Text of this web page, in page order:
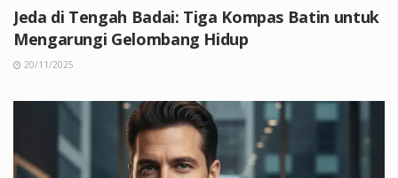
Jeda di Tengah Badai: Tiga Kompas Batin untuk
Mengarungi Gelombang Hidup
20/11/2025